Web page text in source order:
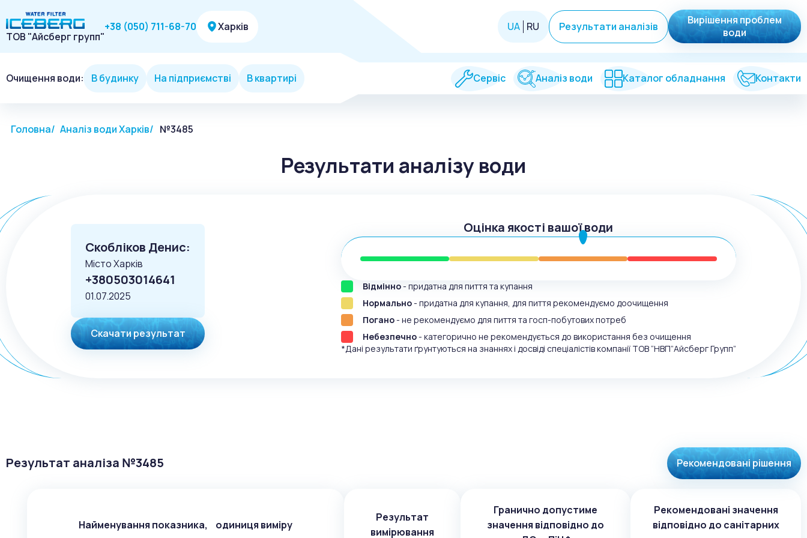
ТОВ "Айсберг групп"
+38 (050) 711-68-70 Харків UA RU Результати аналізів
Вирішення проблем
води
Очищення води: В будинку На підприємстві В квартирі Сервіс Аналіз води Каталог обладнання Контакти
Головна Аналіз води Харків №3485
Результати аналізу води
Скобліков Денис:
Місто Харків
+380503014641
01.07.2025
Скачати результат
Оцінка якості вашої води
Відмінно- придатна для пиття та купання
Нормально- придатна для купання, для пиття рекомендуємо доочищення
Погано- не рекомендуємо для пиття та госп-побутових потреб
Небезпечно- категорично не рекомендується до використання без очищення
*Дані результати ґрунтуються на знаннях і досвіді спеціалістів компанії ТОВ “НВП”Айсберг Групп”
Результат аналіза №3485 Рекомендовані рішення
Найменування показника, одиниця виміру
Результат
вимірювання
Гранично допустиме
значення відповідно до
Рекомендовані значення
відповідно до санітарних